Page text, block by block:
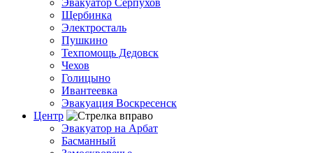
Щербинка
Электросталь
Пушкино
Техпомощь Дедовск
Чехов
Голицыно
Ивантеевка
Эвакуация Воскресенск
Центр
Эвакуатор на Арбат
Басманный